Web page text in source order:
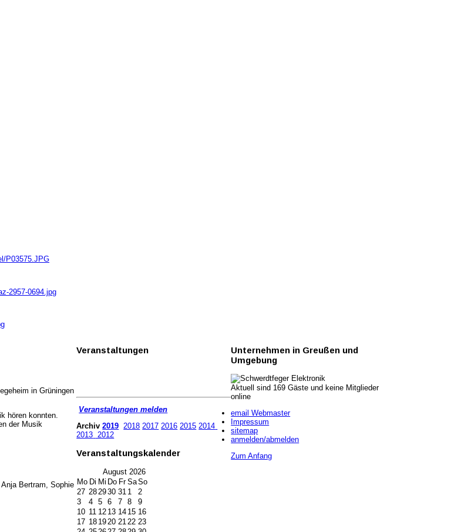
P03575.JPG
2957-0694.jpg
in Grüningen
hören konnten.
der Musik
Bertram, Sophie
Veranstaltungen
Veranstaltungen melden
Archiv2019 2018 2017 2016 2015 2014
2013 2012
Veranstaltungskalender
August 2026
Mo Di Mi Do Fr SaSo
27 282930 31 1
2
3
4 5 6 7 8
9
10 11 12 13 14 15 16
17 18 1920 2122 23
Unternehmen in Greußen und
Umgebung
Aktuell sind 169 Gäste und keine Mitglieder
online
email Webmaster
Impressum
sitemap
anmelden/abmelden
Zum Anfang